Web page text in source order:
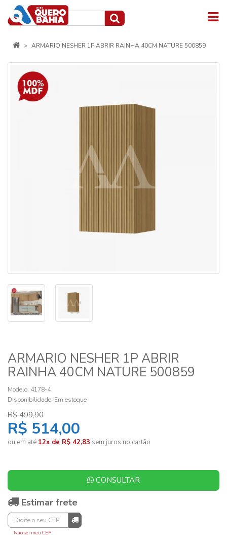
ARMARIO NESHER 1P ABRIR RAINHA 40CM NATURE 500859
ARMARIO NESHER 1P ABRIR
RAINHA 40CM NATURE 500859
Modelo: 4178-4
Disponibilidade: Em estoque
R$ 499,90
R$ 514,00
ou em até 12x de R$ 42,83 sem juros no cartão
CONSULTAR
Estimar frete
Não sei meu CEP